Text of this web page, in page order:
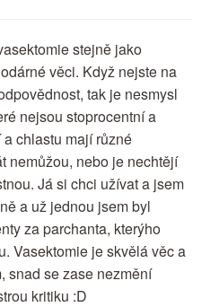
stejně jako
věci. Když nejste na
tak je nesmysl
nejsou stoprocentní a
chlastu mají různé
nemůžou, nebo je nechtějí
Já si chci užívat a jsem
a už jednou jsem byl
za parchanta, kterýho
Vasektomie je skvělá věc a
snad se zase nezmění
kritiku :D